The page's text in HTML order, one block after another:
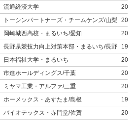
流通経済大学
2003
トーシンパートナーズ・チームケンズ/山梨 2001
岡崎城西高校・まるいち/愛知
2007
長野県競技力向上対策本部・まるいち/長野
1999
日本福祉大学・まるいち
2006
市進ホールディングス/千葉
2001
ミヤマ工業・アルファ/三重
2004
ホーメックス・あすたま/島根
1996
バイオテックス・赤門堂/佐賀
2000